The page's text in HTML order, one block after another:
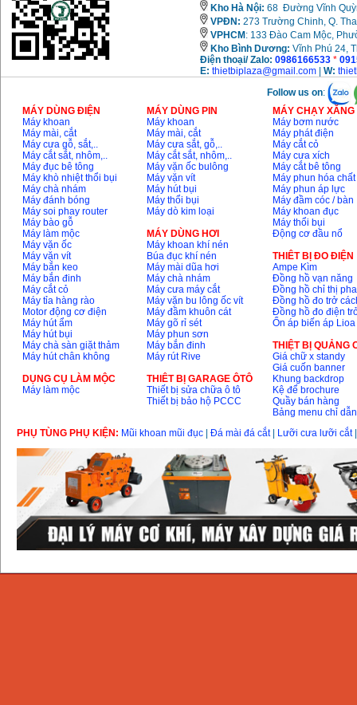
Kho Hà Nội: 68 Đường Vĩnh
VPĐN: 273 Trường Chinh, Q.
VPHCM : 133 Đào Cam Mộc,
Kho Bình Dương: Vĩnh Phú 24,
Điện thoại/ Zalo: 0986166533 *
E: thietbiplaza@gmail.com W:
Follow us on:
MÁY DÙNG ĐIỆN
Máy khoan
Máy mài, cắt
Máy cưa gỗ, sắt,..
Máy cắt sắt, nhôm,..
Máy đục bê tông
Máy khò nhiệt thổi bụi
Máy chà nhám
Máy đánh bóng
Máy soi phay router
Máy bào gỗ
Máy làm mộc
Máy vặn ốc
Máy vặn vít
Máy bắn keo
Máy bắn đinh
Máy cắt cỏ
Máy tỉa hàng rào
Motor động cơ điện
Máy hút ẩm
Máy hút bụi
Máy chà sàn giặt thảm
Máy hút chân không
DỤNG CỤ LÀM MỘC
Máy làm mộc
MÁY DÙNG PIN
Máy khoan
Máy mài, cắt
Máy cưa sắt, gỗ,..
Máy cắt sắt, nhôm,..
Máy vặn ốc bulông
Máy vặn vít
Máy hút bụi
Máy thổi bụi
Máy dò kim loại
MÁY DÙNG HƠI
Máy khoan khí nén
Búa đục khí nén
Máy mài dũa hơi
Máy chà nhám
Máy cưa máy cắt
Máy vặn bu lông ốc vít
Máy đầm khuôn cát
Máy gõ rỉ sét
Máy phun sơn
Máy bắn đinh
Máy rút Rive
THIÊT BỊ GARAGE ÔTÔ
Thiết bị sửa chữa ô tô
Thiết bị bảo hộ PCCC
MÁY CHẠY
Máy bơm nước
Máy phát điện
Máy cắt cỏ
Máy cưa xích
Máy cắt bê tông
Máy phun hóa chất
Máy phun áp lực
Máy đầm cóc / bàn
Máy khoan đục
Máy thổi bụi
Động cơ đầu nổ
THIÊT BỊ ĐO ĐIỆN
Ampe Kìm
Đồng hồ vạn năng
Đồng hồ chỉ thị pha
Đồng hồ đo trở
Đồng hồ đo điện
Ổn áp biến áp Lioa
THIỆT BỊ QUẢNG
Giá chữ x standy
Giá cuốn banner
Khung backdrop
Kệ để brochure
Quầy bán hàng
Bảng menu chỉ dẫn
PHỤ TÙNG PHỤ KIỆN: Mũi khoan mũi đục Đá mài đá cắt| Lưỡi cưa lưỡi cắt